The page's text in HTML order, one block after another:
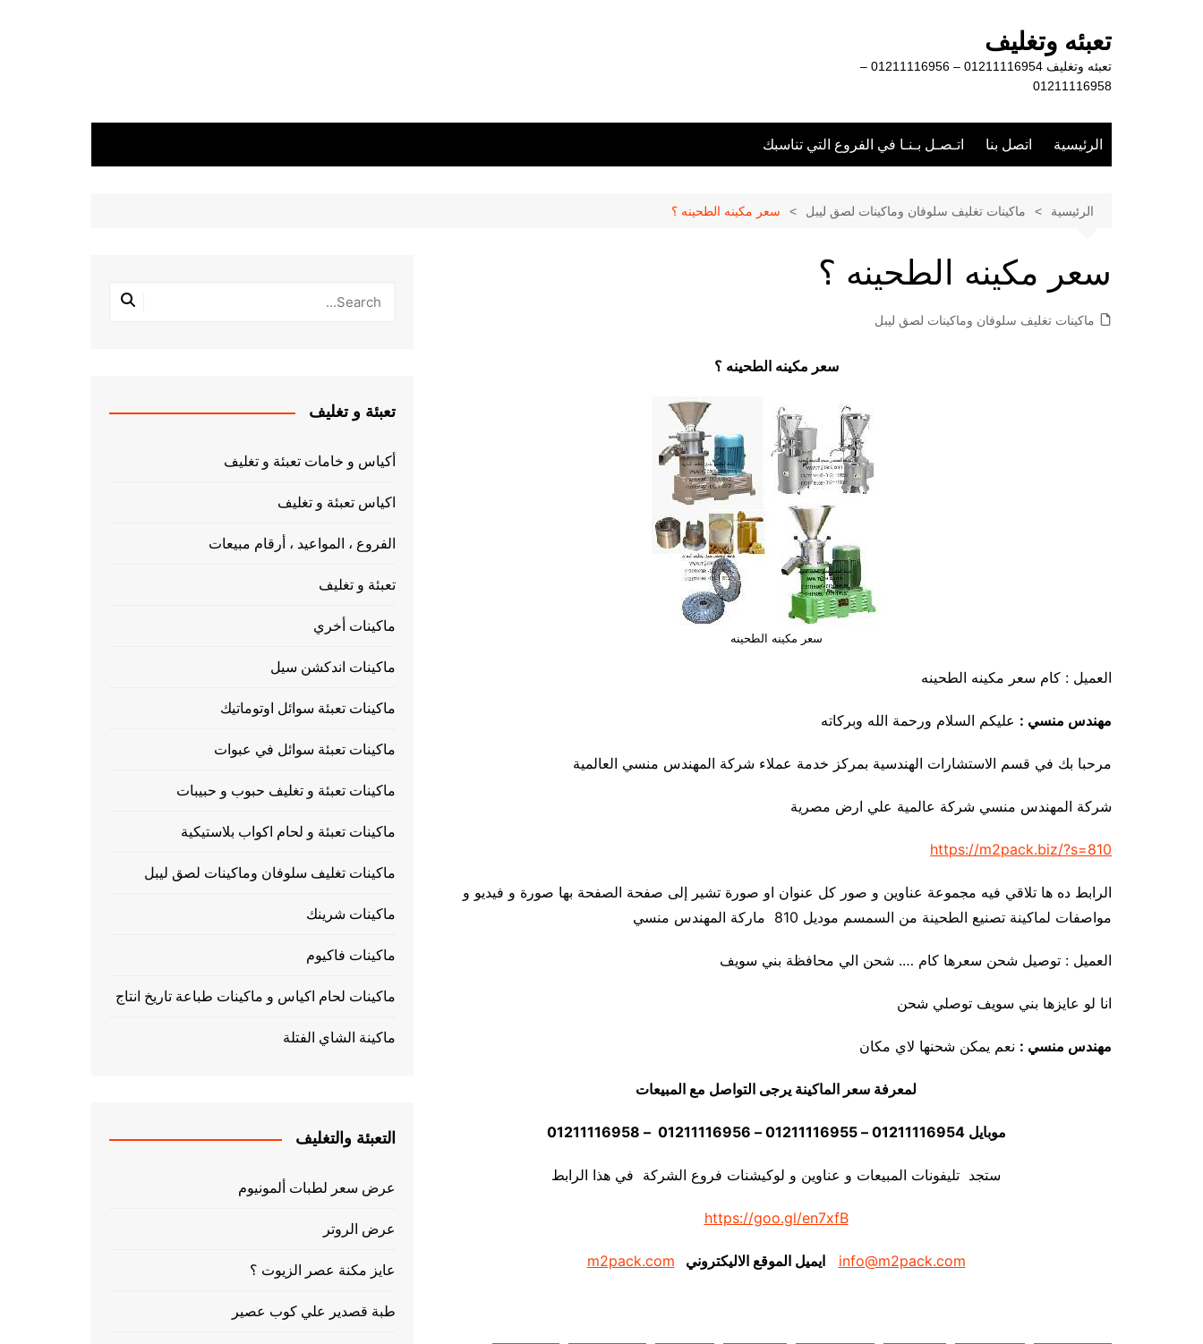
تعبئه وتغليف
تعبئه وتغليف 01211116954 – 01211116956 –
01211116958
الرئيسية اتصل بنا اتـصـل بـنـا في الفروع التي تناسبك
الرئيسية ماكينات تغليف سلوفان وماكينات لصق ليبل سعر مكينه الطحينه ؟
سعر مكينه الطحينه ؟
ماكينات تغليف سلوفان وماكينات لصق ليبل
سعر مكينه الطحينه ؟
سعر مكينه الطحينه
العميل : كام سعر مكينه الطحينه
مهندس منسي : عليكم السلام ورحمة الله وبركاته
مرحبا بك في قسم الاستشارات الهندسية بمركز خدمة عملاء شركة المهندس منسي العالمية
شركة المهندس منسي شركة عالمية علي ارض مصرية
https://m2pack.biz/?s=810
الرابط ده ها تلاقي فيه مجموعة عناوين و صور كل عنوان او صورة تشير إلى صفحة الصفحة بها صورة و فيديو و
مواصفات لماكينة تصنيع الطحينة من السمسم موديل 810 ماركة المهندس منسي
العميل : توصيل شحن سعرها كام …. شحن الي محافظة بني سويف
انا لو عايزها بني سويف توصلي شحن
مهندس منسي : نعم يمكن شحنها لاي مكان
لمعرفة سعر الماكينة يرجى التواصل مع المبيعات
موبايل 01211116954 – 01211116955 – 01211116956 – 01211116958
ستجد تليفونات المبيعات و عناوين و لوكيشنات فروع الشركة في هذا الرابط
https://goo.gl/en7xfB
info@m2pack.com ايميل الموقع الاليكتروني m2pack.com
تعبئة و تغليف
أكياس و خامات تعبئة و تغليف
اكياس تعبئة و تغليف
الفروع ، المواعيد ، أرقام مبيعات
تعبئة و تغليف
ماكينات أخري
ماكينات اندكشن سيل
ماكينات تعبئة سوائل اوتوماتيك
ماكينات تعبئة سوائل في عبوات
ماكينات تعبئة و تغليف حبوب و حبيبات
ماكينات تعبئة و لحام اكواب بلاستيكية
ماكينات تغليف سلوفان وماكينات لصق ليبل
ماكينات شرينك
ماكينات فاكيوم
ماكينات لحام اكياس و ماكينات طباعة تاريخ انتاج
ماكينة الشاي الفتلة
التعبئة والتغليف
عرض سعر لطبات ألمونيوم
عرض الروتر
عايز مكنة عصر الزيوت ؟
طبة قصدير علي كوب عصير